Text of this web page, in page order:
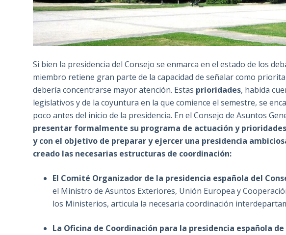
Si bien la presidencia del Consejo se enmarca en el estado de los
miembro retiene gran parte de la capacidad de señalar como
debería concentrarse mayor atención. Estas prioridades, habida
legislativos y de la coyuntura en la que comience el semestre, se
poco antes del inicio de la presidencia. En el Consejo de Asuntos
presentar formalmente su programa de actuación y
y con el objetivo de preparar y ejercer una presidencia
creado las necesarias estructuras de coordinación:
El Comité Organizador de la presidencia española del
el Ministro de Asuntos Exteriores, Unión Europea y
los Ministerios, articula la necesaria coordinación
La Oficina de Coordinación para la presidencia española de